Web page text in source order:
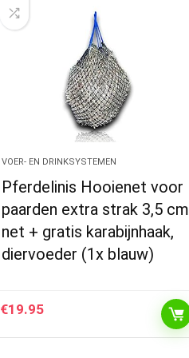
VOER- EN DRINKSYSTEMEN
Pferdelinis Hooienet voor
paarden extra strak 3,5 cm
net + gratis karabijnhaak,
diervoeder (1x blauw)
€19.95